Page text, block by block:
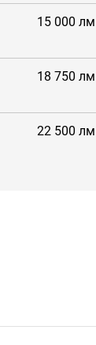
15 000 лм
18 750 лм
22 500 лм